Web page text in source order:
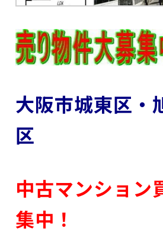
大阪市城東区・
区
中古マンション
集中！